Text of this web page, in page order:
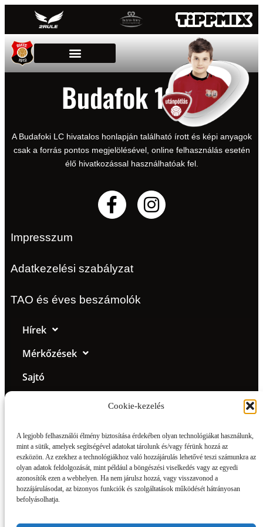
Cookie-kezelés
A legjobb felhasználói élmény biztosítása érdekében olyan technológiákat használunk,
mint a sütik, amelyek segítségével adatokat tárolunk és/vagy férünk hozzá az
eszközön. Az ezekhez a technológiákhoz való hozzájárulás lehetővé teszi számunkra az
olyan adatok feldolgozását, mint például a böngészési viselkedés vagy az egyedi
azonosítók ezen a webhelyen. Ha nem járulsz hozzá, vagy visszavonod a
hozzájárulásodat, az bizonyos funkciók és szolgáltatások működését hátrányosan
befolyásolhatja.
Budafok 1912
A Budafoki LC hivatalos honlapján található írott és képi anyagok
csak a forrás pontos megjelölésével, online felhasználás esetén
élő hivatkozással használhatóak fel.
Impresszum
Adatkezelési szabályzat
TAO és éves beszámolók
Hírek
Mérkőzések
Sajtó
Galéria
BMTE-shop
Jegyinfó